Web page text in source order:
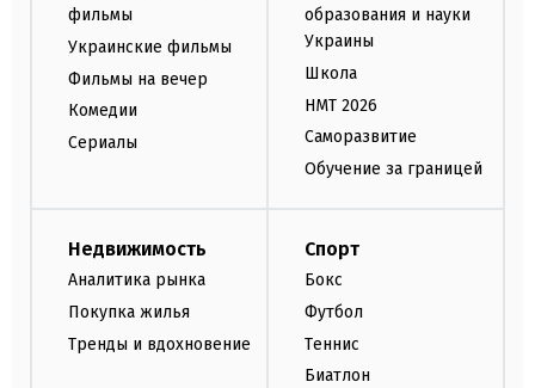
фильмы
Украинские фильмы
Фильмы на вечер
Комедии
Сериалы
образования и науки
Украины
Школа
НМТ 2026
Саморазвитие
Обучение за границей
Недвижимость
Аналитика рынка
Покупка жилья
Тренды и вдохновение
Спорт
Бокс
Футбол
Теннис
Биатлон